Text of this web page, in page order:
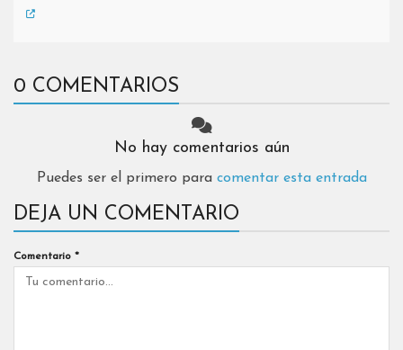
0 COMENTARIOS
No hay comentarios aún
Puedes ser el primero para comentar esta entrada
DEJA UN COMENTARIO
Comentario *